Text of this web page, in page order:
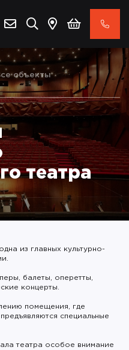
объекты
театра
из главных культурно-
балеты, оперетты,
концерты.
помещения, где
специальные
театра особое внимание